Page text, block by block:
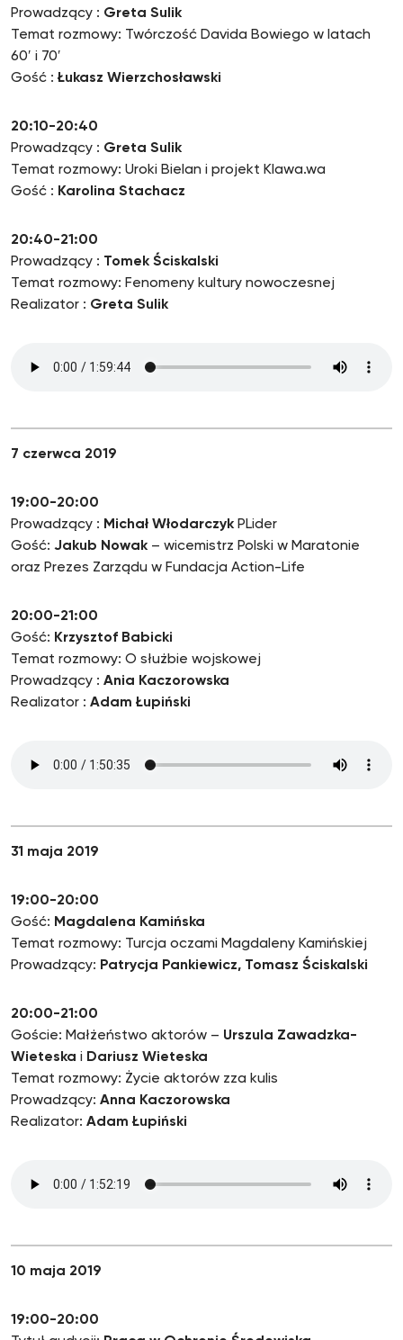
Prowadzący : Greta Sulik
Temat rozmowy: Twórczość Davida Bowiego w latach
60′ i 70′
Gość : Łukasz Wierzchosławski
20:10-20:40
Prowadzący : Greta Sulik
Temat rozmowy: Uroki Bielan i projekt Klawa.wa
Gość : Karolina Stachacz
20:40-21:00
Prowadzący : Tomek Ściskalski
Temat rozmowy: Fenomeny kultury nowoczesnej
Realizator : Greta Sulik
7 czerwca 2019
19:00-20:00
Prowadzący : Michał Włodarczyk PLider
Gość: Jakub Nowak – wicemistrz Polski w Maratonie
oraz Prezes Zarządu w Fundacja Action-Life
20:00-21:00
Gość: Krzysztof Babicki
Temat rozmowy: O służbie wojskowej
Prowadzący : Ania Kaczorowska
Realizator : Adam Łupiński
31 maja 2019
19:00-20:00
Gość: Magdalena Kamińska
Temat rozmowy: Turcja oczami Magdaleny Kamińskiej
Prowadzący: Patrycja Pankiewicz, Tomasz Ściskalski
20:00-21:00
Goście: Małżeństwo aktorów – Urszula Zawadzka-
Wieteska i Dariusz Wieteska
Temat rozmowy: Życie aktorów zza kulis
Prowadzący: Anna Kaczorowska
Realizator: Adam Łupiński
10 maja 2019
19:00-20:00